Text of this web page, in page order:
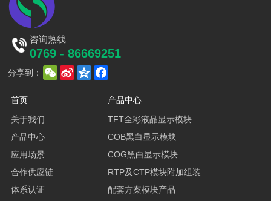
咨询热线
0769 - 86669251
分享到： WeChat
Sina
Weibo
Qzone
首页
关于我们
产品中心
应用场景
合作供应链
体系认证
产品中心
TFT全彩液晶显示模块
COB黑白显示模块
COG黑白显示模块
RTP及CTP模块附加组装
配套方案模块产品